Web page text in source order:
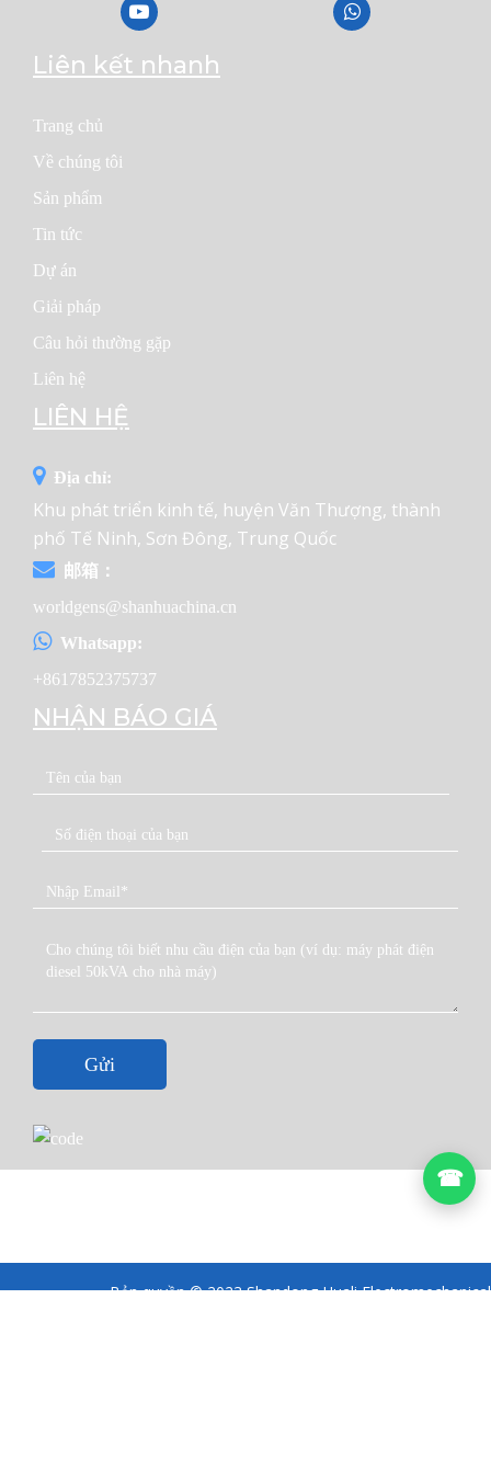
☎
Liên kết nhanh
Trang chủ
Về chúng tôi
Sản phẩm
Tin tức
Dự án
Giải pháp
Câu hỏi thường gặp
Liên hệ
LIÊN HỆ
Địa chỉ:
Khu phát triển kinh tế, huyện Văn Thượng, thành
phố Tế Ninh, Sơn Đông, Trung Quốc
邮箱：
worldgens@shanhuachina.cn
Whatsapp:
+8617852375737
NHẬN BÁO GIÁ
Gửi
Bản quyền © 2023 Shandong Huali Electromechanical